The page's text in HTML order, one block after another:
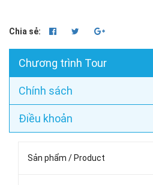
Chia sẻ:
Chương trình Tour
Chính sách
Điều khoản
Sản phẩm / Product